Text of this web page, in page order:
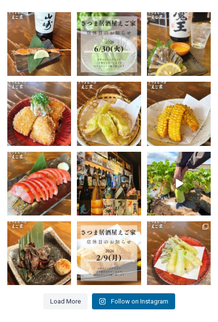
🦐✨ 新メニューのご紹
介 ✨
【天使のエビの黒豚巻
き串】
...
22 0
📢 店休日のお知らせ📢
いつもさつま居酒屋え
ご家をご利用いただき...
10 0
✨ 鹿児島の海の恵み
「きびなごの刺身」✨
鹿児島を代表する郷土
料理、きびなごの刺
身。...
22 0
🐟 旬の地魚フライ 梅お
ろし（シイラ）
...
20 0
🌽 ヤングコーンの天ぷ
ら
今が旬のヤングコーン
を、サクッと軽い天ぷ
らに！
...
11 0
🌽 とうもろこしの唐揚
げ
夏の人気者が今年も登
場。
...
24 0
🍅 冷やしトマト
シンプルだからこそ美
味しい！
...
9 0
🌻【夏焼酎、続々入荷
中】🌻
今年も夏限定の焼酎が
えご家に揃い始めまし
た。
...
17 0
🎉祝・1周年🎉
姉妹店「薩摩の焼き鳥
とおでん あいがて
家」...
15 0
🦑 ホタルイカの一夜干
し 🦑
...
11 0
📢 店休日のお知らせ📢
いつも薩摩居酒屋えご
家をご利用いただき
10
「期間限定」
今が旬✨島らっきょう登
場！
🌿島らっきょうの天ぷ
ら
18 0
Load More Follow on Instagram